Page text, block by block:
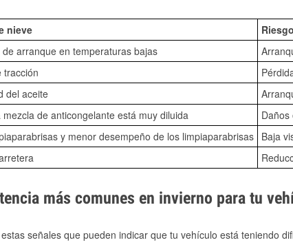
nieve
arranque en temperaturas bajas
tracción
del aceite
de anticongelante está muy diluida
y menor desempeño de los limpiaparabrisas Baja
más comunes en invierno para tu
señales que pueden indicar que tu vehículo está teniendo